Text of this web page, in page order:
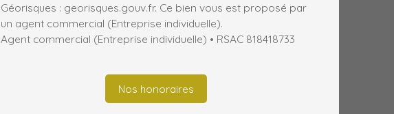
Géorisques : georisques.gouv.fr. Ce bien vous est proposé par
un agent commercial (Entreprise individuelle).
Agent commercial (Entreprise individuelle) • RSAC 818418733
Nos honoraires